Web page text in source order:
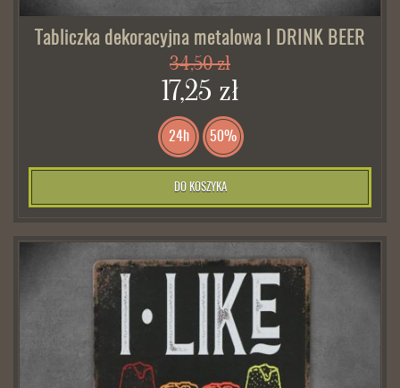
Tabliczka dekoracyjna metalowa I DRINK BEER
34,50 zł
17,25 zł
24h 50%
DO KOSZYKA